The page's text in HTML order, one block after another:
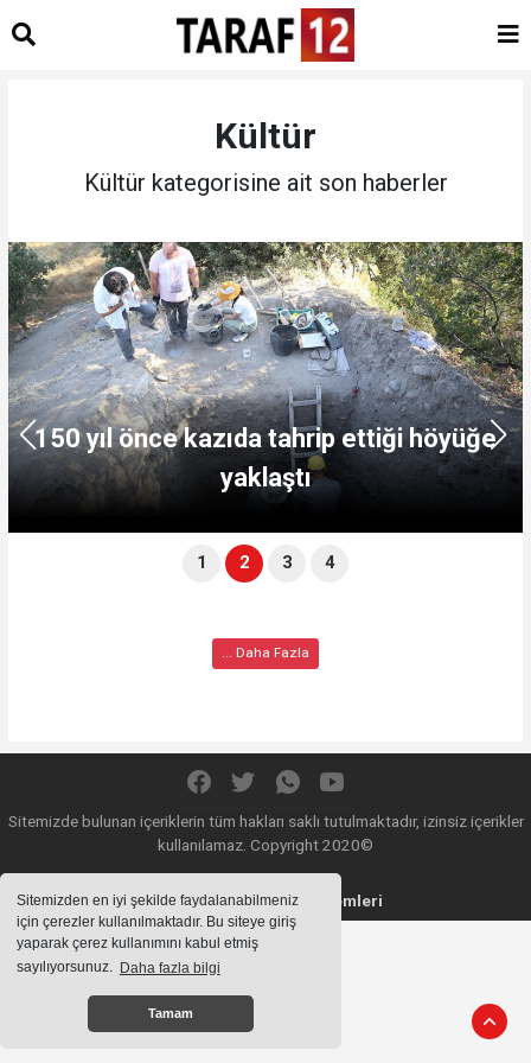
Sitemizden en iyi şekilde faydalanabilmeniz
için çerezler kullanılmaktadır. Bu siteye giriş
yaparak çerez kullanımını kabul etmiş
sayılıyorsunuz. Daha fazla bilgi
Tamam
Kültür
Kültür kategorisine ait son haberler
150 yıl önce kazıda tahrip ettiği höyüğe
yaklaştı
1 2 3 4
... Daha Fazla
Sitemizde bulunan içeriklerin tüm hakları saklı tutulmaktadır, izinsiz içerikler
kullanılamaz. Copyright 2020©
Haber Yazılımı:Haber Sistemleri